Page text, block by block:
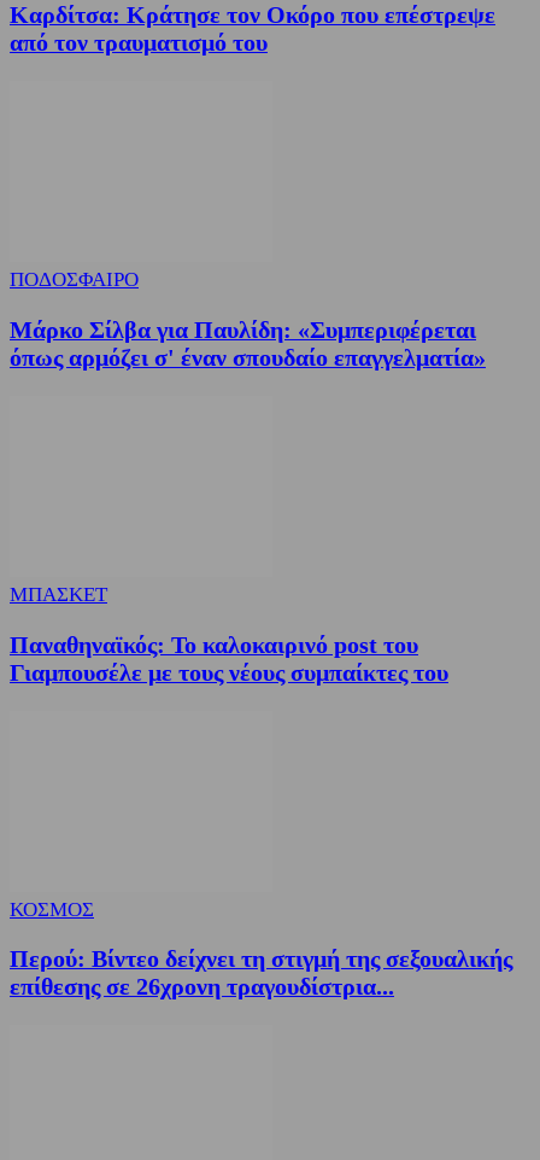
Καρδίτσα: Κράτησε τον Οκόρο που επέστρεψε
από τον τραυματισμό του
ΠΟΔΟΣΦΑΙΡΟ
Μάρκο Σίλβα για Παυλίδη: «Συμπεριφέρεται
όπως αρμόζει σ' έναν σπουδαίο επαγγελματία»
ΜΠΑΣΚΕΤ
Παναθηναϊκός: Το καλοκαιρινό post του
Γιαμπουσέλε με τους νέους συμπαίκτες του
ΚΟΣΜΟΣ
Περού: Βίντεο δείχνει τη στιγμή της σεξουαλικής
επίθεσης σε 26χρονη τραγουδίστρια...